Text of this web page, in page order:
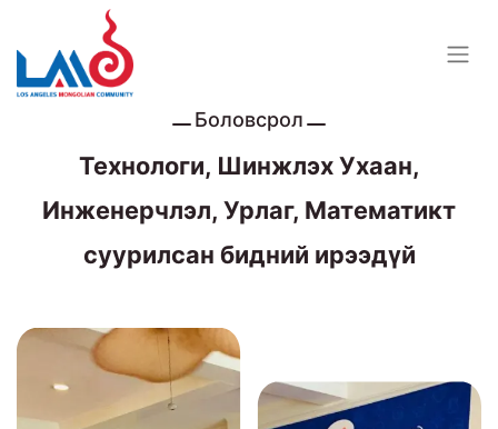
Боловсрол
Технологи, Шинжлэх Ухаан,
Инженерчлэл, Урлаг, Математикт
суурилсан бидний ирээдүй